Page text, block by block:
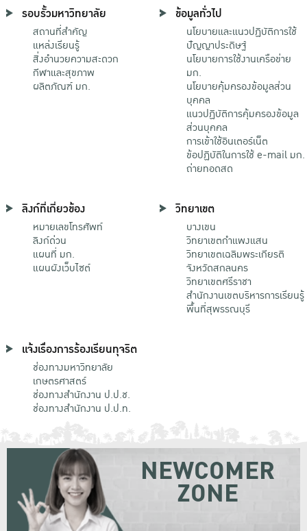
รอบรั้วมหาวิทยาลัย
สถานที่สำคัญ
แหล่งเรียนรู้
สิ่งอำนวยความสะดวก
กีฬาและสุขภาพ
ผลิตภัณฑ์ มก.
ข้อมูลทั่วไป
นโยบายและแนวปฏิบัติการใช้
ปัญญาประดิษฐ์
นโยบายการใช้งานเครือข่าย
มก.
นโยบายคุ้มครองข้อมูลส่วน
บุคคล
แนวปฏิบัติการคุ้มครองข้อมูล
ส่วนบุคคล
การเข้าใช้อินเตอร์เน็ต
ข้อปฏิบัติในการใช้ e-mail มก.
ถ่ายทอดสด
ลิงก์ที่เกี่ยวข้อง
หมายเลขโทรศัพท์
ลิงก์ด่วน
แผนที่ มก.
แผนผังเว็บไซต์
วิทยาเขต
บางเขน
วิทยาเขตกําแพงแสน
วิทยาเขตเฉลิมพระเกียรติ
จังหวัดสกลนคร
วิทยาเขตศรีราชา
สำนักงานเขตบริหารการเรียนรู้
พื้นที่สุพรรณบุรี
แจ้งเรื่องการร้องเรียนทุจริต
ช่องทางมหาวิทยาลัย
เกษตรศาสตร์
ช่องทางสำนักงาน ป.ป.ช.
ช่องทางสำนักงาน ป.ป.ท.
NEWCOMER
ZONE